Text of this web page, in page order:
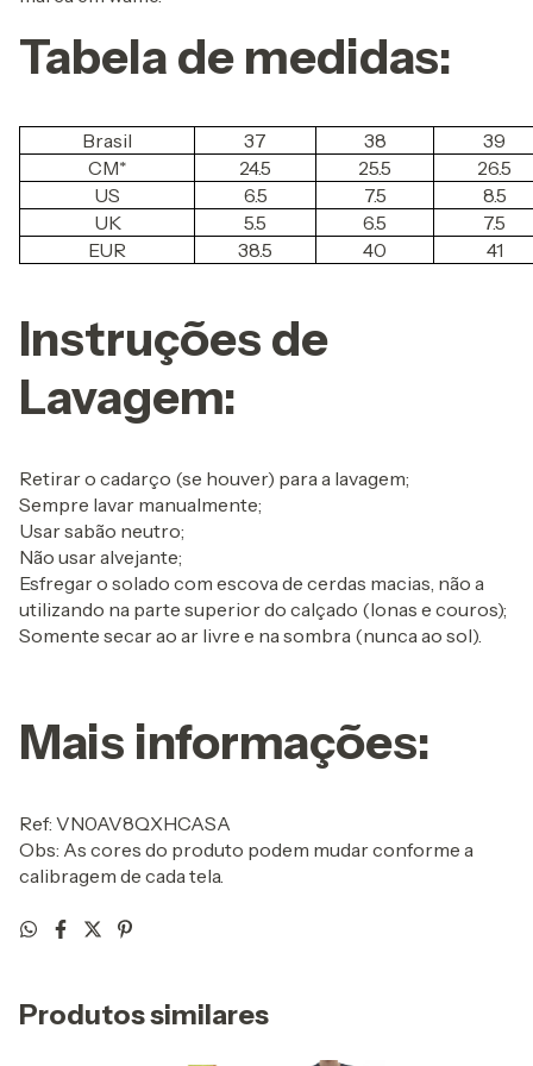
Tabela de medidas:
Brasil 37 38
39
CM*
24.5 25.5
26.5
US
6.5 7.5
8.5
UK
5.5 6.5
7.5
EUR
38.5 40 41
Instruções de
Lavagem:
Retirar o cadarço (se houver) para a lavagem;
Sempre lavar manualmente;
Usar sabão neutro;
Não usar alvejante;
Esfregar o solado com escova de cerdas macias, não a
utilizando na parte superior do calçado (lonas e couros);
Somente secar ao ar livre e na sombra (nunca ao sol).
Mais informações:
Ref: VN0AV8QXHCASA
Obs: As cores do produto podem mudar conforme a
calibragem de cada tela.
Produtos similares